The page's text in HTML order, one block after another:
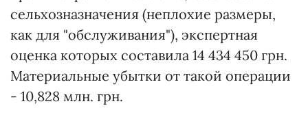
сельхозназначения (неплохие размеры,
как для "обслуживания"), экспертная
оценка которых составила 14 434 450 грн.
Материальные убытки от такой операции
- 10,828 млн. грн.